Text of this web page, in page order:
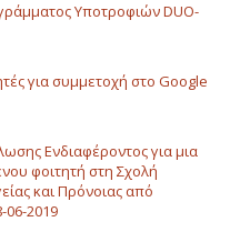
Υποτροφιών DUO-
για συμμετοχή στο Google
Ενδιαφέροντος για μια
φοιτητή στη Σχολή
και Πρόνοιας από
06-2019